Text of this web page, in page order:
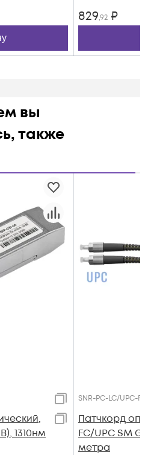
829,92 ₽
вы
также
1310нм
SNR-PC-LC/UPC-
Патчкорд
FC/UPC SM
метра